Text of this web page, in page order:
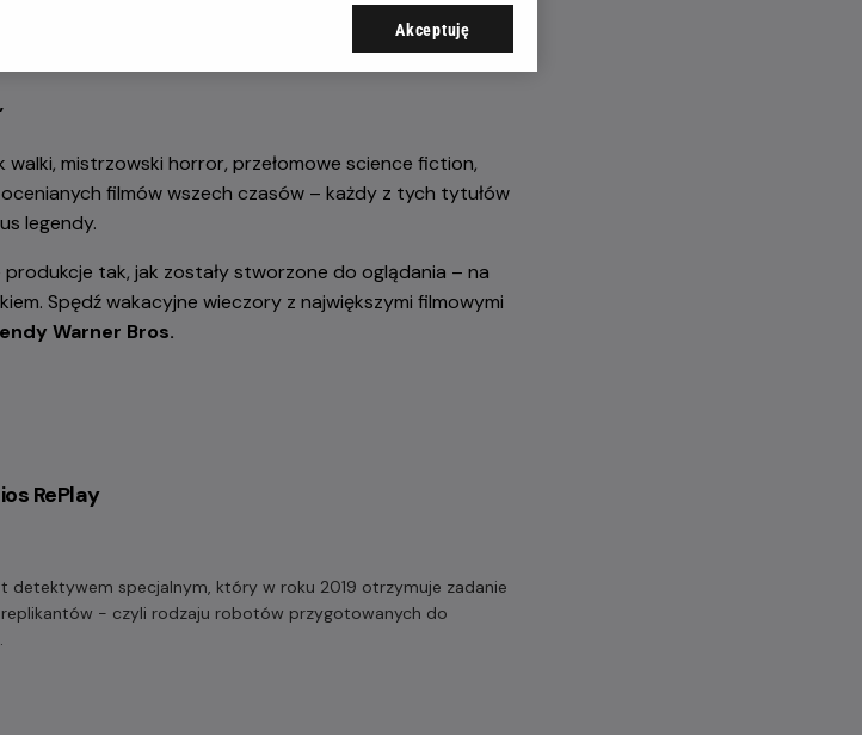
mistrzowski horror, przełomowe science fiction,
filmów wszech czasów – każdy z tych tytułów
legendy.
tak, jak zostały stworzone do oglądania – na
Spędź wakacyjne wieczory z największymi filmowymi
Warner Bros.
RePlay
detektywem specjalnym, który w roku 2019 otrzymuje zadanie
replikantów - czyli rodzaju robotów przygotowanych do
Akceptuję